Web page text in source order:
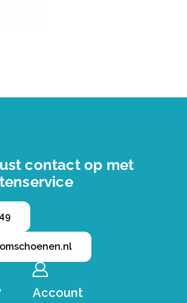
contact op met
Account